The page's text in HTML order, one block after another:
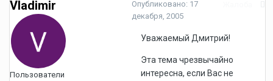
Vladimir
Пользователи
Опубликовано: 17
декабря, 2005
Уважаемый Дмитрий!
Эта тема чрезвычайно
интересна, если Вас не